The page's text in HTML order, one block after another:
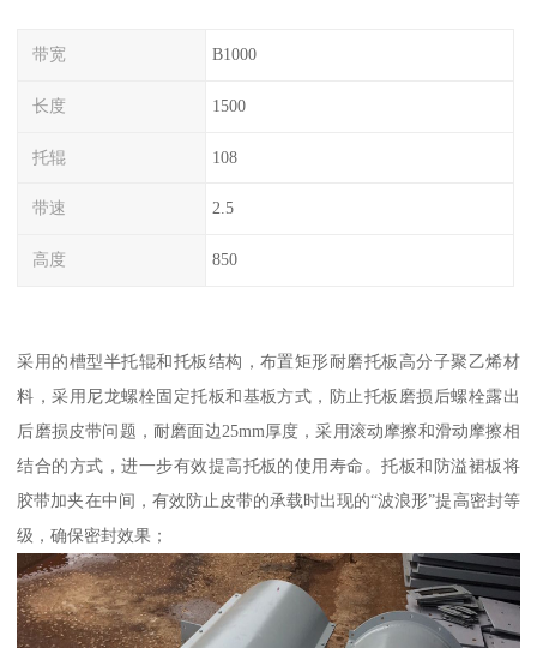
带宽 B1000
长度 1500
托辊 108
带速 2.5
高度 850
采用的槽型半托辊和托板结构，布置矩形耐磨托板高分子聚乙烯材
料，采用尼龙螺栓固定托板和基板方式，防止托板磨损后螺栓露出
后磨损皮带问题，耐磨面边25mm厚度，采用滚动摩擦和滑动摩擦相
结合的方式，进一步有效提高托板的使用寿命。托板和防溢裙板将
胶带加夹在中间，有效防止皮带的承载时出现的“波浪形”提高密封等
级，确保密封效果；